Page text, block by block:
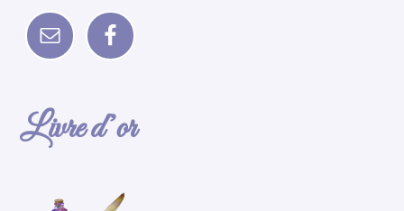
Livre d’or